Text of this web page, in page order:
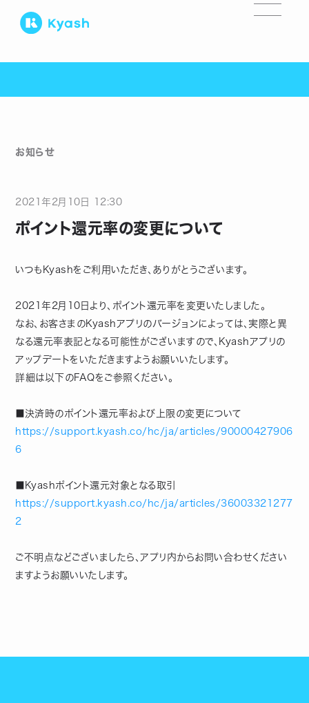
お知らせ
2021年 2月 10 日 12:30
ポイント還元率の変更について
いつもKyashをご利用いただき、ありがとうございます。
2021年2月10日より、ポイント還元率を変更いたしました。
なお、お客さまのKyashアプリのバージョンによっては、実際と異
なる還元率表記となる可能性がございますので、Kyashアプリの
アップデートをいただきますようお願いいたします。
詳細は以下のFAQをご参照ください。
■決済時のポイント還元率および上限の変更について
https://support.kyash.co/hc/ja/articles/90000427906
6
■Kyashポイント還元対象となる取引
https://support.kyash.co/hc/ja/articles/36003321277
2
ご不明点などございましたら、アプリ内からお問い合わせください
ますようお願いいたします。